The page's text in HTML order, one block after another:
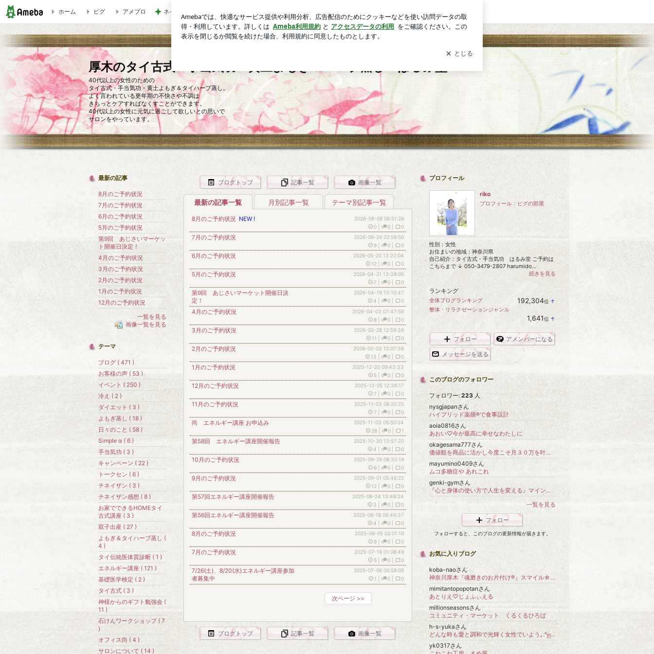
ブログ記事一覧｜厚木のタイ古式・手当気功・黄土よもぎ＆ハーブ蒸し はるみ堂
ホーム ピグ アメブロ ネイボール 真剣にご飯を運ぶ表情 ログイン
厚木のタイ古式・手当気功・黄土よもぎ＆ハーブ蒸し はるみ堂
40代以上の女性のための
タイ古式・手当気功・黄土よもぎ＆タイハーブ蒸し。
よく言われている更年期の不快さや不調は
きちっとケアすればなくすことができます。
40代以上の女性に元気に過ごして欲しいとの思いで
サロンをやっています。
ブログトップ 記事一覧 画像一覧
最新の記事一覧 月別記事一覧 テーマ別記事一覧
8月のご予約状況 NEW !
2026-08-09 06:51:26
0
0 0
7月のご予約状況
2026-06-29 22:58:50
8
0 0
6月のご予約状況
2026-05-20 13:22:04
12
0 0
5月のご予約状況
2026-04-21 13:38:05
7
0 0
第9回 あじさいマーケット開催日決
定！
2026-04-19 13:10:47
4
0 0
4月のご予約状況
2026-04-03 07:47:59
8
0 0
3月のご予約状況
2026-02-28 12:59:36
11
0 0
2月のご予約状況
2026-02-03 12:07:38
13
0 0
1月のご予約状況
2025-12-20 09:43:33
5
0 0
12月のご予約状況
2025-12-05 12:36:17
7
0 0
11月のご予約状況
2025-11-03 06:20:25
7
0 0
尚 エネルギー講座 お申込み
2025-11-03 05:50:24
28
0 1
第58回 エネルギー講座開催報告
2025-10-30 13:57:20
4
0 0
10月のご予約状況
2025-09-29 08:30:18
6
0 0
9月のご予約状況
2025-09-01 05:46:22
12
0 0
第57回エネルギー講座開催報告
2025-08-24 13:48:24
3
0 0
第56回エネルギー講座開催報告
2025-08-18 06:46:37
4
0 0
8月のご予約状況
2025-08-05 02:01:10
9
0 0
7月のご予約状況
2025-07-19 01:08:49
5
0 0
7/26(土)、8/20(水)エネルギー講座参加
者募集中
2025-07-06 00:58:05
1
0 0
次ページ >>
ブログトップ 記事一覧 画像一覧
プロフィール
riko
プロフィール ｜ ピグの部屋
性別： 女性
お住まいの地域： 神奈川県
自己紹介：タイ古式・手当気功 はるみ堂 ご予約は
こちらまで ↓ 050-3479-2807 harumido...
続きを見る
ランキング
全体ブログランキング 192,304位 ↑
整体・リラクゼーションジャンル
1,641位 ↑
フォロー アメンバーになる
メッセージを送る
このブログのフォロワー
フォロワー: 223 人
nysgjapanさん
ハイブリッド薬膳®︎で食事設計
aoia0816さん
あおい♡今が最高に幸せなわたしに
okagesama777さん
価値観を商品に活かし今度こそ月３０万を叶える【価値観起業スクール】
mayumino0409さん
ムコ多糖症や あれこれ
genki-gymさん
『心と身体の使い方で人生を変える』マインドボディーワーク開発者 酒井茂宏の公式ブログ
一覧を見る
フォロー
フォローすると、このブログの更新情報が届きます。
お気に入りブログ
koba-naoさん
神奈川厚木『魂磨きのお片付け®️』スマイル☆ハッピー 小林 直美
mimitantopopotanさん
あとりえ♡じょふぃえる
millionseasonsさん
コミュニティ・マーケット くるくるひろば
h-s-yukaさん
どんな時も愛と調和で光輝く女性でいよう｡:°ஐ..♡*繊細さんの穏やかで幸せなお喜楽Lifeʚꨄ︎ɞ｡:°ஐ..♡*
yk0317さん
最新の記事
8月のご予約状況
7月のご予約状況
6月のご予約状況
5月のご予約状況
第9回 あじさいマーケッ
ト開催日決定！
4月のご予約状況
3月のご予約状況
2月のご予約状況
1月のご予約状況
12月のご予約状況
一覧を見る
画像一覧を見る
テーマ
ブログ ( 471 )
お客様の声 ( 53 )
イベント ( 250 )
冷え ( 2 )
ダイエット ( 3 )
よもぎ蒸し ( 18 )
日々のこと ( 58 )
Simple α ( 6 )
手当気功 ( 3 )
キャンペーン ( 22 )
トークセン ( 6 )
チネイザン ( 3 )
チネイザン感想 ( 8 )
お家でできるHOMEタイ
古式講座 ( 3 )
双子出産 ( 27 )
よもぎ＆タイハーブ蒸し (
4 )
タイ伝統医体質診断 ( 1 )
エネルギー講座 ( 121 )
基礎医学検定 ( 2 )
タイ古式 ( 3 )
神様からのギフト勉強会 (
11 )
石けんワークショップ ( 7
)
オフィス尚 ( 4 )
サロンについて ( 14 )